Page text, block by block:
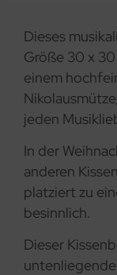
Dieses
Größe 30 x
einem
jeden
In der
anderen
platziert zu
besinnlich.
Dieser